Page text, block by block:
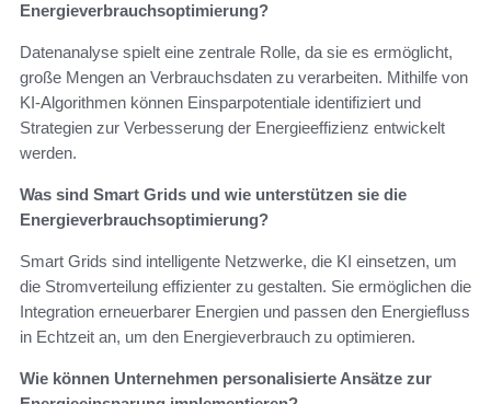
Energieverbrauchsoptimierung?
Datenanalyse spielt eine zentrale Rolle, da sie es ermöglicht,
große Mengen an Verbrauchsdaten zu verarbeiten. Mithilfe von
KI-Algorithmen können Einsparpotentiale identifiziert und
Strategien zur Verbesserung der Energieeffizienz entwickelt
werden.
Was sind Smart Grids und wie unterstützen sie die
Energieverbrauchsoptimierung?
Smart Grids sind intelligente Netzwerke, die KI einsetzen, um
die Stromverteilung effizienter zu gestalten. Sie ermöglichen die
Integration erneuerbarer Energien und passen den Energiefluss
in Echtzeit an, um den Energieverbrauch zu optimieren.
Wie können Unternehmen personalisierte Ansätze zur